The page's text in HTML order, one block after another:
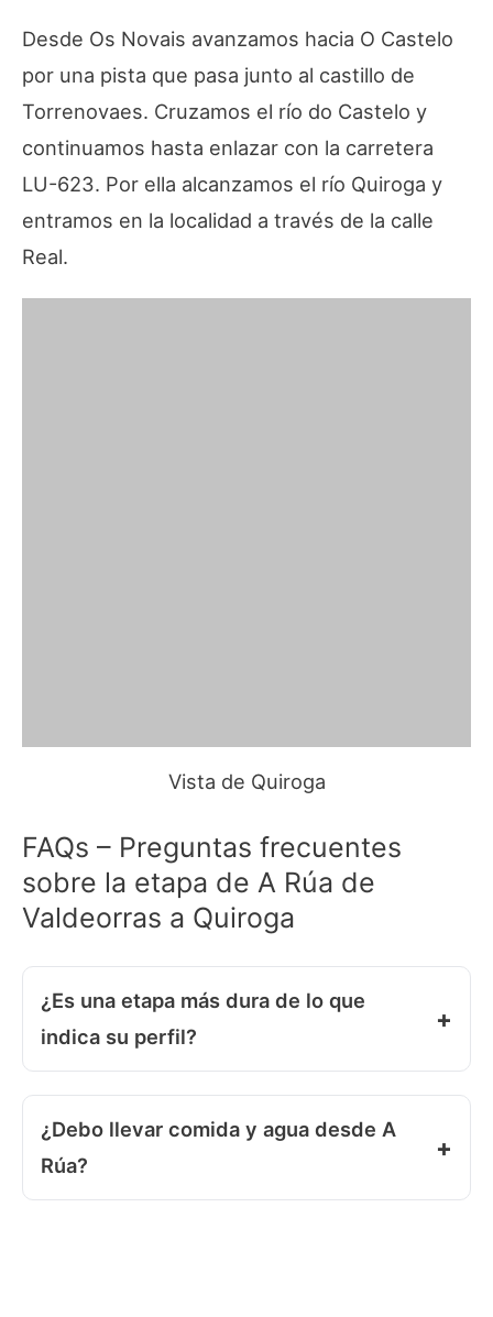
Desde Os Novais avanzamos hacia O Castelo
por una pista que pasa junto al castillo de
Torrenovaes. Cruzamos el río do Castelo y
continuamos hasta enlazar con la carretera
LU-623. Por ella alcanzamos el río Quiroga y
entramos en la localidad a través de la calle
Real.
Vista de Quiroga
FAQs – Preguntas frecuentes
sobre la etapa de A Rúa de
Valdeorras a Quiroga
¿Es una etapa más dura de lo que
indica su perfil?
¿Debo llevar comida y agua desde A
Rúa?